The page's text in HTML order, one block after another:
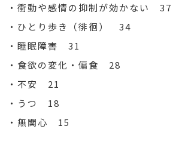
・衝動や感情の抑制が効かない 37
・ひとり歩き（徘徊） 34
・睡眠障害 31
・食欲の変化・偏食 28
・不安 21
・うつ 18
・無関心 15